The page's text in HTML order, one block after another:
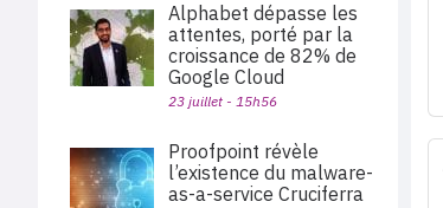
Alphabet dépasse les
attentes, porté par la
croissance de 82% de
Google Cloud
23 juillet - 15h56
Proofpoint révèle
l’existence du malware-
as-a-service Cruciferra